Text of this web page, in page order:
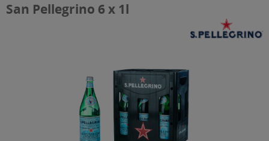
San Pellegrino 6 x 1l